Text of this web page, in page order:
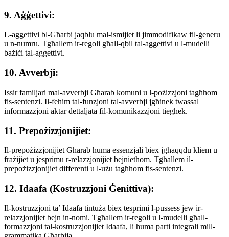
9. Aġġettivi:
L-aggettivi bl-Għarbi jaqblu mal-ismijiet li jimmodifikaw fil-ġeneru
u n-numru. Tgħallem ir-regoli għall-qbil tal-aggettivi u l-mudelli
bażiċi tal-aggettivi.
10. Avverbji:
Issir familjari mal-avverbji Għarab komuni u l-pożizzjoni tagħhom
fis-sentenzi. Il-fehim tal-funzjoni tal-avverbji jgħinek twassal
informazzjoni aktar dettaljata fil-komunikazzjoni tiegħek.
11. Prepożizzjonijiet:
Il-prepożizzjonijiet Għarab huma essenzjali biex jgħaqqdu kliem u
frażijiet u jesprimu r-relazzjonijiet bejniethom. Tgħallem il-
prepożizzjonijiet differenti u l-użu tagħhom fis-sentenzi.
12. Idaafa (Kostruzzjoni Ġenittiva):
Il-kostruzzjoni ta’ Idaafa tintuża biex tesprimi l-pussess jew ir-
relazzjonijiet bejn in-nomi. Tgħallem ir-regoli u l-mudelli għall-
formazzjoni tal-kostruzzjonijiet Idaafa, li huma parti integrali mill-